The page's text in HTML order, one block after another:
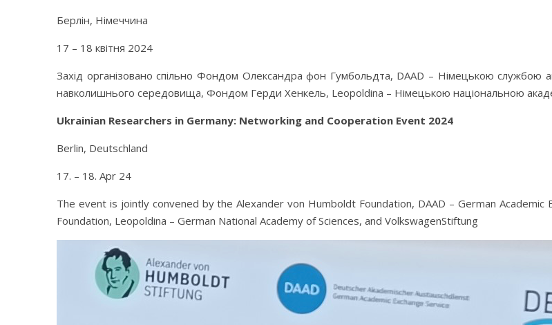
Берлін, Німеччина
17 – 18 квітня 2024
Захід організовано спільно Фондом Олександра фон Гумбольдта, DAAD – Німецькою
навколишнього середовища, Фондом Герди Хенкель, Leopoldina – Німецькою національною
Ukrainian Researchers in Germany: Networking and Cooperation Event 2024
Berlin, Deutschland
17. – 18. Apr 24
The event is jointly convened by the Alexander von Humboldt Foundation, DAAD – German
Foundation, Leopoldina – German National Academy of Sciences, and VolkswagenStiftung